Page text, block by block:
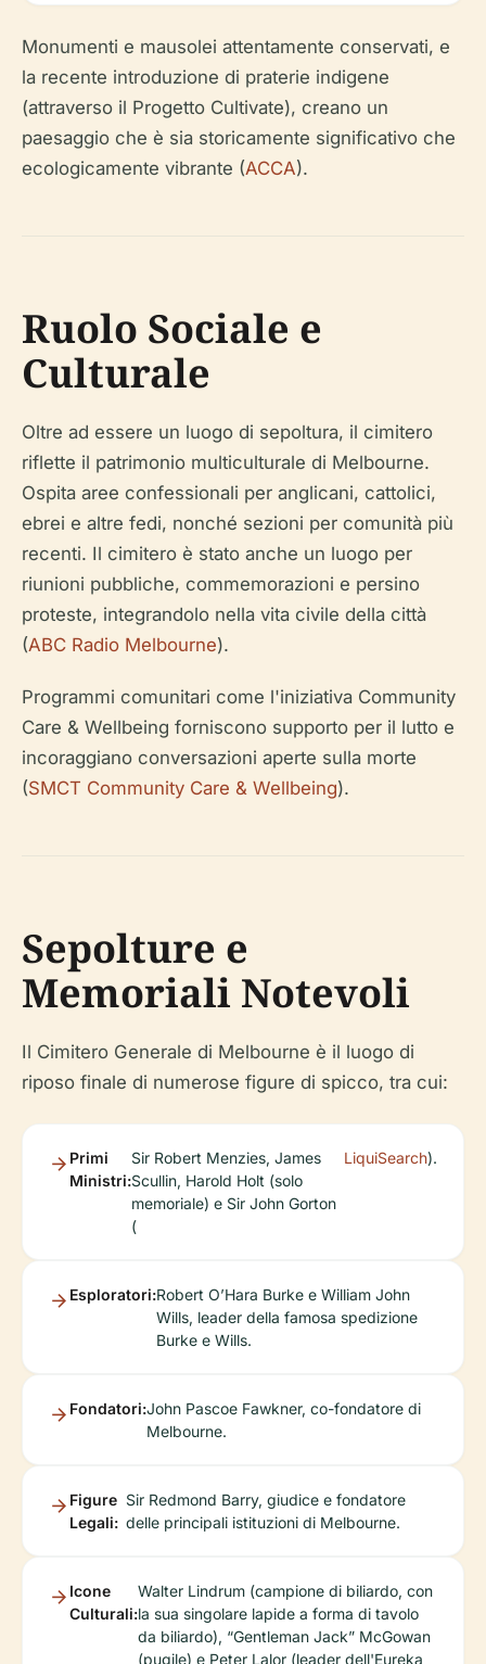
Monumenti e mausolei attentamente conservati, e
la recente introduzione di praterie indigene
(attraverso il Progetto Cultivate), creano un
paesaggio che è sia storicamente significativo che
ecologicamente vibrante (ACCA).
Ruolo Sociale e
Culturale
Oltre ad essere un luogo di sepoltura, il cimitero
riflette il patrimonio multiculturale di Melbourne.
Ospita aree confessionali per anglicani, cattolici,
ebrei e altre fedi, nonché sezioni per comunità più
recenti. Il cimitero è stato anche un luogo per
riunioni pubbliche, commemorazioni e persino
proteste, integrandolo nella vita civile della città
(ABC Radio Melbourne).
Programmi comunitari come l'iniziativa Community
Care & Wellbeing forniscono supporto per il lutto e
incoraggiano conversazioni aperte sulla morte
(SMCT Community Care & Wellbeing).
Sepolture e
Memoriali Notevoli
Il Cimitero Generale di Melbourne è il luogo di
riposo finale di numerose figure di spicco, tra cui:
Primi
Ministri:
Sir Robert Menzies, James
Scullin, Harold Holt (solo
memoriale) e Sir John Gorton
(
LiquiSearch).
Esploratori:Robert O’Hara Burke e William John
Wills, leader della famosa spedizione
Burke e Wills.
Fondatori:John Pascoe Fawkner, co-fondatore di
Melbourne.
Figure
Legali:
Sir Redmond Barry, giudice e fondatore
delle principali istituzioni di Melbourne.
Icone
Culturali:
Walter Lindrum (campione di biliardo, con
la sua singolare lapide a forma di tavolo
da biliardo), “Gentleman Jack” McGowan
(pugile) e Peter Lalor (leader dell'Eureka